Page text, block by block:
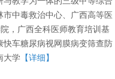
中毒救治中心、广西高等医
，广西全科医师教育培训基
车糖尿病视网膜病变筛查防
大学 【详细】